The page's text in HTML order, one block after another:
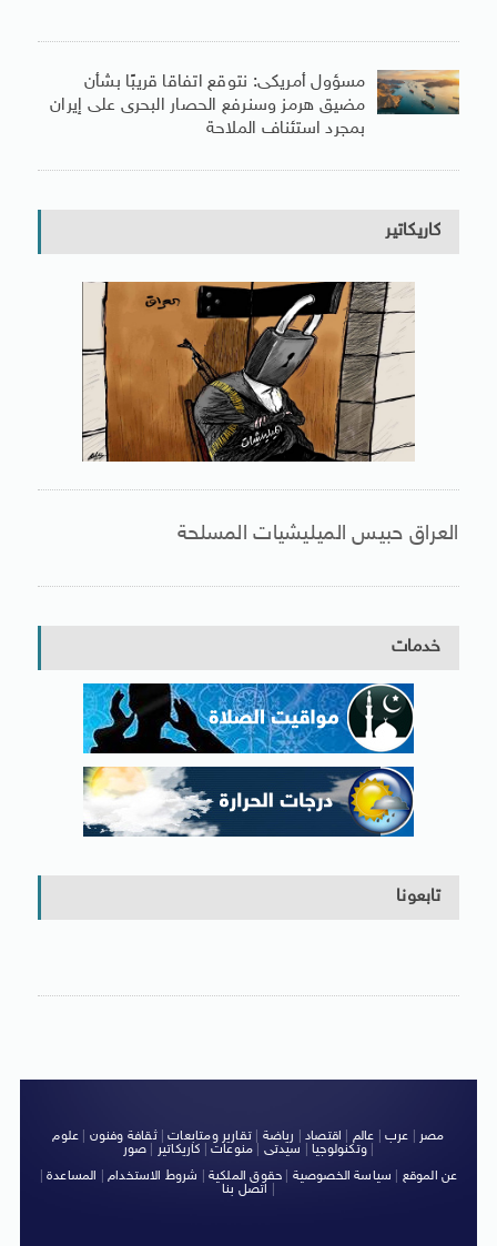
مسؤول أمريكى: نتوقع اتفاقا قريبًا بشأن
مضيق هرمز وسنرفع الحصار البحرى على إيران
بمجرد استئناف الملاحة
كاريكاتير
العراق حبيس الميليشيات المسلحة
خدمات
تابعونا
مصر عرب عالم اقتصاد رياضة |تقارير ومتابعات|ثقافة وفنون
علوم
وتكنولوجيا| سيدتى منوعات كاريكاتير صور
|
عن الموقع
سياسة الخصوصية حقوق الملكية شروط الاستخدام| المساعدة|
اتصل بنا